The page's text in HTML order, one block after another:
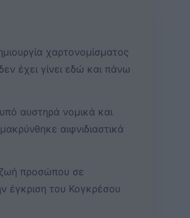
χαρτονομίσματος
έχει γίνει εδώ και πάνω
αυστηρά νομικά και
αιφνιδιαστικά
ζωή προσώπου σε
έγκριση του Κογκρέσου